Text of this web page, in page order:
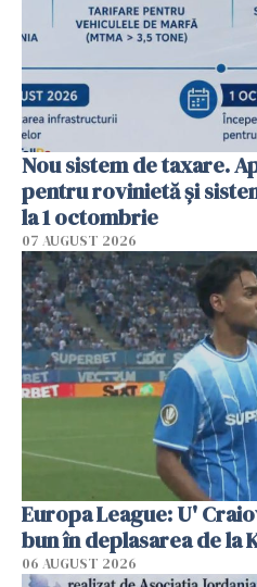
Nou sistem de taxare.
pentru rovinietă şi
la 1 octombrie
07 AUGUST 2026
Europa League: U'
bun în deplasarea de la
06 AUGUST 2026